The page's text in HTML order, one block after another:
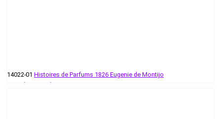
14022-01 Histoires de Parfums 1826 Eugenie de Montijo
55 руб - 484 руб